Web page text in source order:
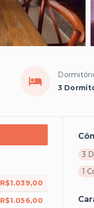
3
3
1
R$1.039,00
R$1.056,00